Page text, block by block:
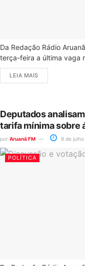
Da Redação Rádio
terça-feira a última vaga
LEIA MAIS
Deputados
tarifa mínima sobre
por Aruanã FM 8 de
POLÍTICA